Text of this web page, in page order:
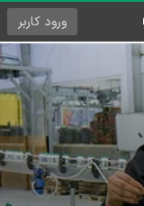
ورود کاربر